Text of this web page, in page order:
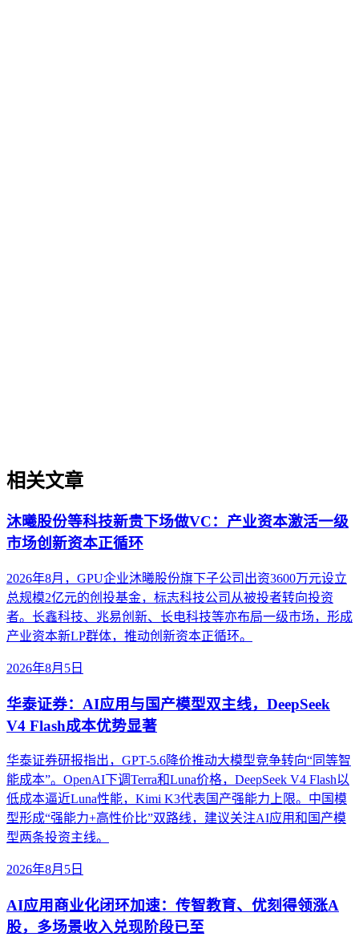
相关文章
沐曦股份等科技新贵下场做VC：产业资本激活一级
市场创新资本正循环
2026年8月，GPU企业沐曦股份旗下子公司出资3600万元设立
总规模2亿元的创投基金，标志科技公司从被投者转向投资
者。长鑫科技、兆易创新、长电科技等亦布局一级市场，形成
产业资本新LP群体，推动创新资本正循环。
2026年8月5日
华泰证券：AI应用与国产模型双主线，DeepSeek
V4 Flash成本优势显著
华泰证券研报指出，GPT-5.6降价推动大模型竞争转向“同等智
能成本”。OpenAI下调Terra和Luna价格，DeepSeek V4 Flash以
低成本逼近Luna性能，Kimi K3代表国产强能力上限。中国模
型形成“强能力+高性价比”双路线，建议关注AI应用和国产模
型两条投资主线。
2026年8月5日
AI应用商业化闭环加速：传智教育、优刻得领涨A
股，多场景收入兑现阶段已至